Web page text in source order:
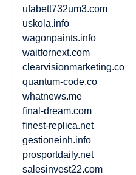
ufabett732um3.com
uskola.info
wagonpaints.info
waitfornext.com
clearvisionmarketing.co
quantum-code.co
whatnews.me
final-dream.com
finest-replica.net
gestioneinh.info
prosportdaily.net
salesinvest22.com